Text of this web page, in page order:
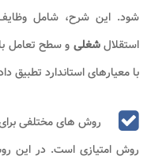
‌شود. این شرح، شامل وظایف
استقلالشغلی و سطح تعامل
با معیارهای استاندارد تطبیق
روش ‌های مختلفی برای
روش امتیازی است. در این